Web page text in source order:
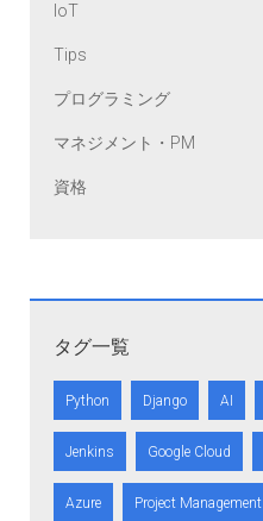
IoT
Tips
プログラミング
マネジメント・PM
資格
タグ一覧
Python Django AI
Jenkins Google Cloud
Azure Project Management